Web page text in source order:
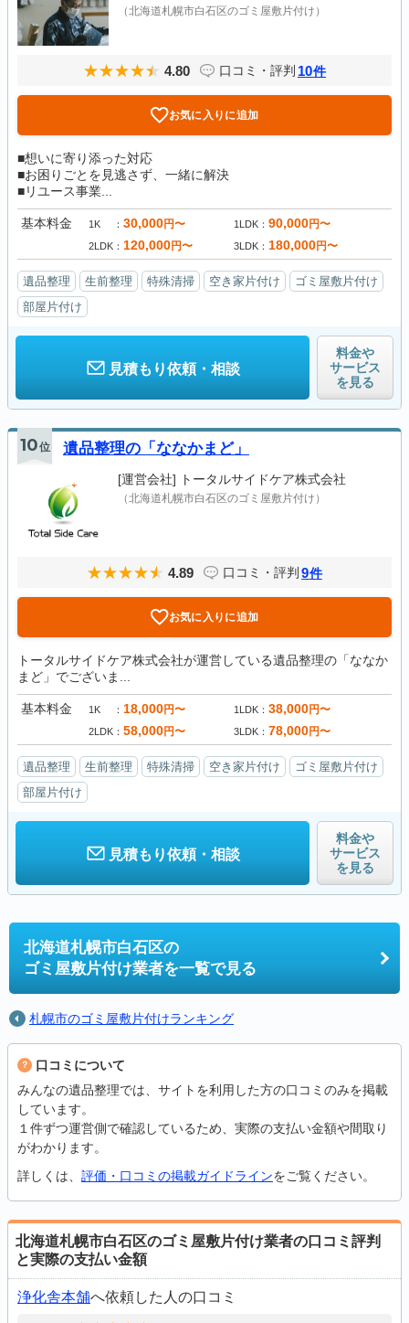
（北海道札幌市白石区のゴミ屋敷片付け）
4.80 口コミ・評判 10件
お気に入りに追加
■想いに寄り添った対応
■お困りごとを見逃さず、一緒に解決
■リユース事業...
基本料金 1K 30,000円〜 1LDK 90,000円〜
2LDK 120,000円〜 3LDK 180,000円〜
遺品整理 生前整理 特殊清掃 空き家片付け
ゴミ屋敷片付け
部屋片付け
見積もり依頼・相談
料金や
サービス
を見る
10位 遺品整理の「ななかまど」
[運営会社] トータルサイドケア株式会社
（北海道札幌市白石区のゴミ屋敷片付け）
4.89 口コミ・評判 9件
お気に入りに追加
トータルサイドケア株式会社が運営している遺品整理の「ななか
まど」でございま...
基本料金 1K 18,000円〜 1LDK 38,000円〜
2LDK 58,000円〜 3LDK 78,000円〜
遺品整理 生前整理 特殊清掃 空き家片付け
ゴミ屋敷片付け
部屋片付け
見積もり依頼・相談
料金や
サービス
を見る
北海道札幌市白石区の
ゴミ屋敷片付け業者を一覧で見る
札幌市のゴミ屋敷片付けランキング
口コミについて
みんなの遺品整理では、サイトを利用した方の口コミのみを掲載
しています。
１件ずつ運営側で確認しているため、実際の支払い金額や間取り
がわかります。
詳しくは、 評価・口コミの掲載ガイドラインをご覧ください。
北海道札幌市白石区のゴミ屋敷片付け業者の口コミ評判
と実際の支払い金額
浄化舎本舗へ依頼した人の口コミ